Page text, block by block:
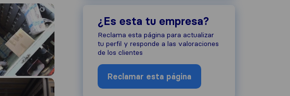
¿Es esta tu empresa?
Reclama esta página para actualizar
tu perfil y responde a las valoraciones
de los clientes
Reclamar esta página